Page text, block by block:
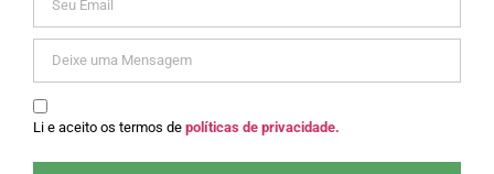
Li e aceito os termos de políticas de privacidade.